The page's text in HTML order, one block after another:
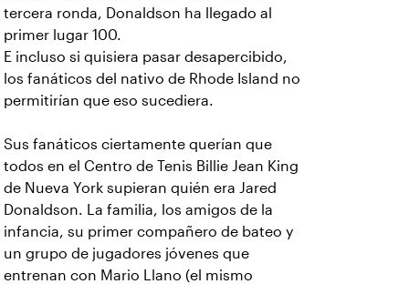
tercera ronda, Donaldson ha llegado al
primer lugar 100.
E incluso si quisiera pasar desapercibido,
los fanáticos del nativo de Rhode Island no
permitirían que eso sucediera.
Sus fanáticos ciertamente querían que
todos en el Centro de Tenis Billie Jean King
de Nueva York supieran quién era Jared
Donaldson. La familia, los amigos de la
infancia, su primer compañero de bateo y
un grupo de jugadores jóvenes que
entrenan con Mario Llano (el mismo